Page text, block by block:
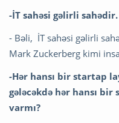
-İT sahəsi gəlirli
- Bəli, İT sahəsi gəlirli
Mark Zuckerberg kimi
-Hər hansı bir startap
gələcəkdə hər hansı
varmı?